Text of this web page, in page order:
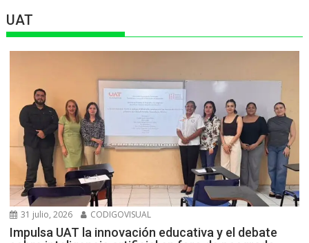
UAT
31 julio, 2026 CODIGOVISUAL
Impulsa UAT la innovación educativa y el debate